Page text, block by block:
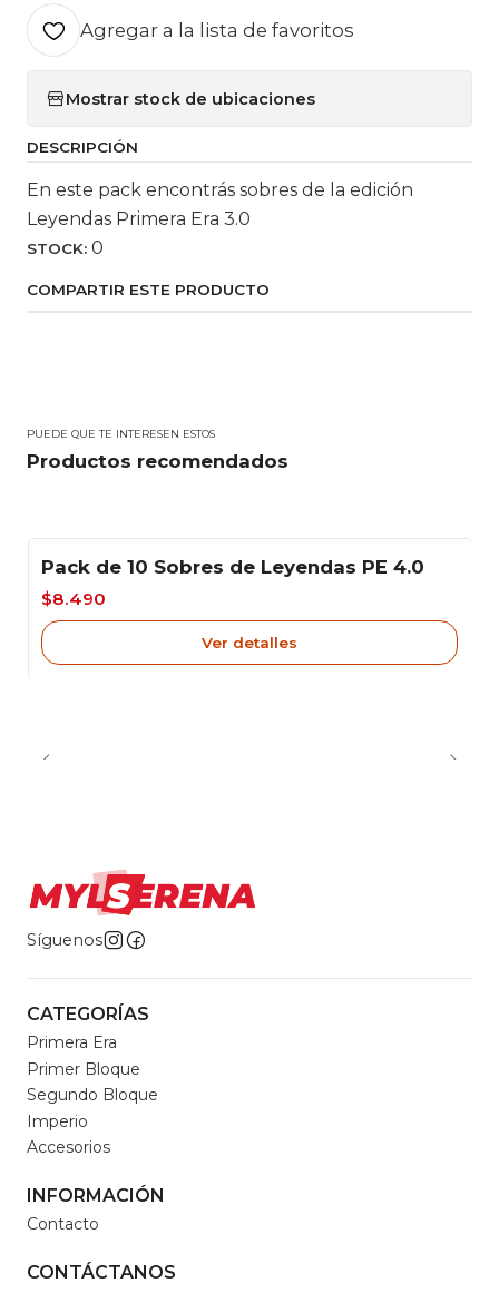
Agregar a la lista de favoritos
Mostrar stock de ubicaciones
DESCRIPCIÓN
En este pack encontrás sobres de la edición
Leyendas Primera Era 3.0
STOCK: 0
COMPARTIR ESTE PRODUCTO
PUEDE QUE TE INTERESEN ESTOS
Productos recomendados
-15%
Agotado
Pack de 10 Sobres de Leyendas PE 4.0
$8.490
Ver detalles
Síguenos
CATEGORÍAS
Primera Era
Primer Bloque
Segundo Bloque
Imperio
Accesorios
INFORMACIÓN
Contacto
CONTÁCTANOS